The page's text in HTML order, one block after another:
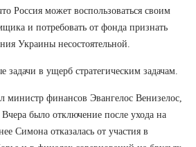
Россия может воспользоваться своим
и потребовать от фонда признать
Украины несостоятельной.
в ущерб стратегическим задачам.
министр финансов Эвангелос Венизелос,
было отключение после ухода на
Симона отказалась от участия в